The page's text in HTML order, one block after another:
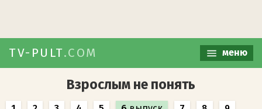
TV-PULT.COM меню
Взрослым не понять